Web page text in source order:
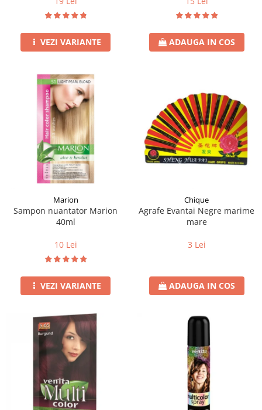
VEZI VARIANTE ADAUGA IN COS
Marion
Sampon nuantator Marion
40ml
10 Lei
VEZI VARIANTE
Chique
Agrafe Evantai Negre marime
mare
3 Lei
ADAUGA IN COS